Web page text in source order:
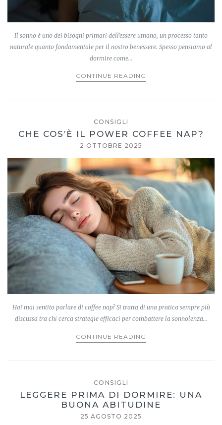
Il sonno è uno dei bisogni primari dell’essere umano, un processo tanto
naturale quanto fondamentale per il nostro benessere. Spesso pensiamo al
dormire come…
CONTINUE READING
CONSIGLI
CHE COS’È IL POWER COFFEE NAP?
2 OTTOBRE 2025
Hai mai sentito parlare di coffee nap? Si tratta di una pratica sempre più
discussa tra chi cerca strategie efficaci per combattere la sonnolenza…
CONTINUE READING
CONSIGLI
LEGGERE PRIMA DI DORMIRE: UNA
BUONA ABITUDINE
25 AGOSTO 2025